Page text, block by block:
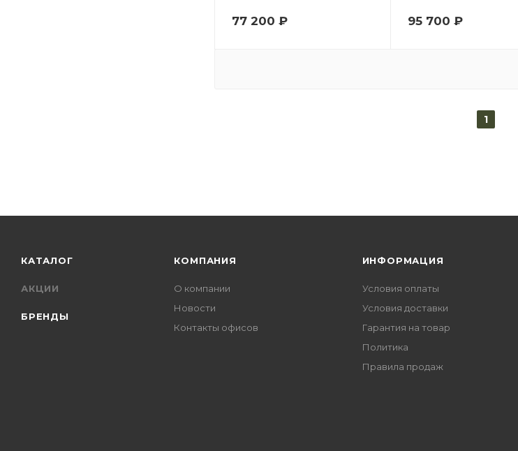
77 200 ₽ 95 700 ₽
1
КАТАЛОГ
АКЦИИ
БРЕНДЫ
КОМПАНИЯ
О компании
Новости
Контакты офисов
ИНФОРМАЦИЯ
Условия оплаты
Условия доставки
Гарантия на товар
Политика
Правила продаж